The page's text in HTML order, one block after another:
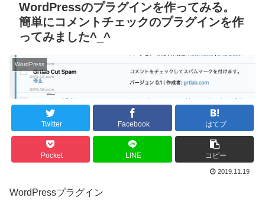
WordPressのプラグインを作ってみる。
簡単にコメントチェックのプラグインを作
ってみました^_^
WordPress
Twitter Facebook はてブ
Pocket LINE コピー
2019.11.19
WordPressプラグイン